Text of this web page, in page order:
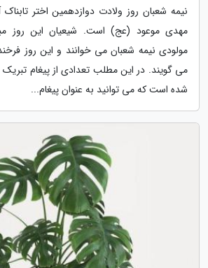
نیمه شعبان روز ولادت دوازدهمین اختر
مهدی موعود (عج) است. شیعیان این روز
مولودی نیمه شعبان می خوانند و این روز
می گویند. در این مطلب تعدادی از پیغام تبریک
شده است که می توانید به عنوان پیغام...